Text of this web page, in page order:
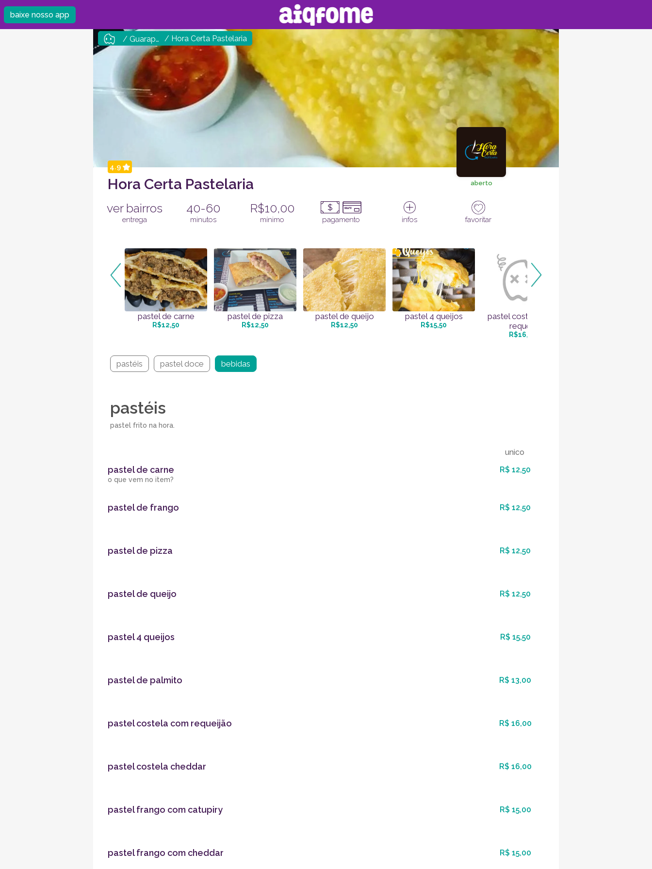
baixe nosso app
/ Guarapuava / Hora Certa Pastelaria
4.9
aberto
Hora Certa Pastelaria
ver bairros
entrega
40-60
minutos
R$10,00
mínimo pagamento infos favoritar
pastel de carne
R$12,50
pastel de pizza
R$12,50
pastel de queijo
R$12,50
pastel 4 queijos
R$15,50
pastel costela com
requei...
R$16,00
pastéis pastel doce bebidas
pastéis
pastel frito na hora.
unico
pastel de carne R$ 12,50
o que vem no item?
pastel de frango R$ 12,50
pastel de pizza R$ 12,50
pastel de queijo R$ 12,50
pastel 4 queijos R$ 15,50
pastel de palmito R$ 13,00
pastel costela com requeijão R$ 16,00
pastel costela cheddar R$ 16,00
pastel frango com catupiry R$ 15,00
pastel frango com cheddar R$ 15,00